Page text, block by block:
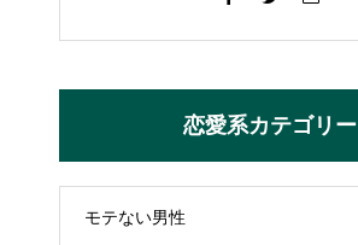
恋愛系カテゴリー
モテない男性